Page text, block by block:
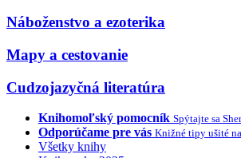
Náboženstvo a ezoterika
Mapy a cestovanie
Cudzojazyčná literatúra
Knihomoľský pomocník Spýtajte sa
Odporúčame pre vás Knižné tipy ušité
Všetky knihy